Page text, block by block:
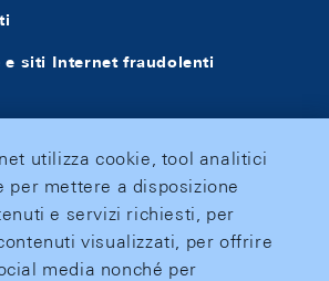
e siti Internet fraudolenti
utilizza cookie, tool analitici
per mettere a disposizione
e servizi richiesti, per
visualizzati, per offrire
media nonché per